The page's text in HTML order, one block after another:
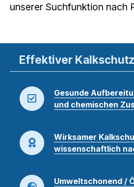
unserer Suchfunktion nach
Effektiver
Gesunde
und chemischen
Wirksamer
wissenschaftlich
Umweltschonend /